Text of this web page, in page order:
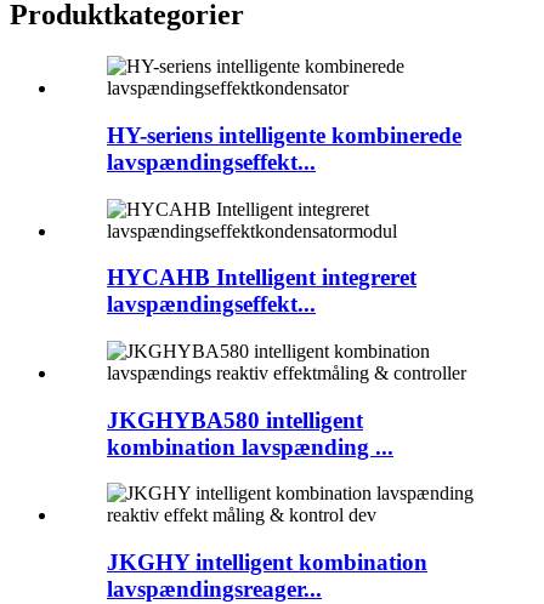
Produktkategorier
HY-seriens intelligente kombinerede
lavspændingseffekt...
HYCAHB Intelligent integreret
lavspændingseffekt...
JKGHYBA580 intelligent
kombination lavspænding ...
JKGHY intelligent kombination
lavspændingsreager...